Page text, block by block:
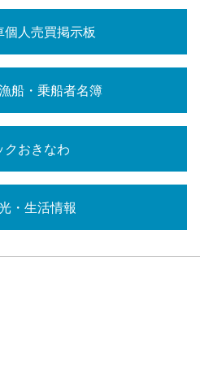
人売買掲示板
船・乗船者名簿
クおきなわ
・生活情報